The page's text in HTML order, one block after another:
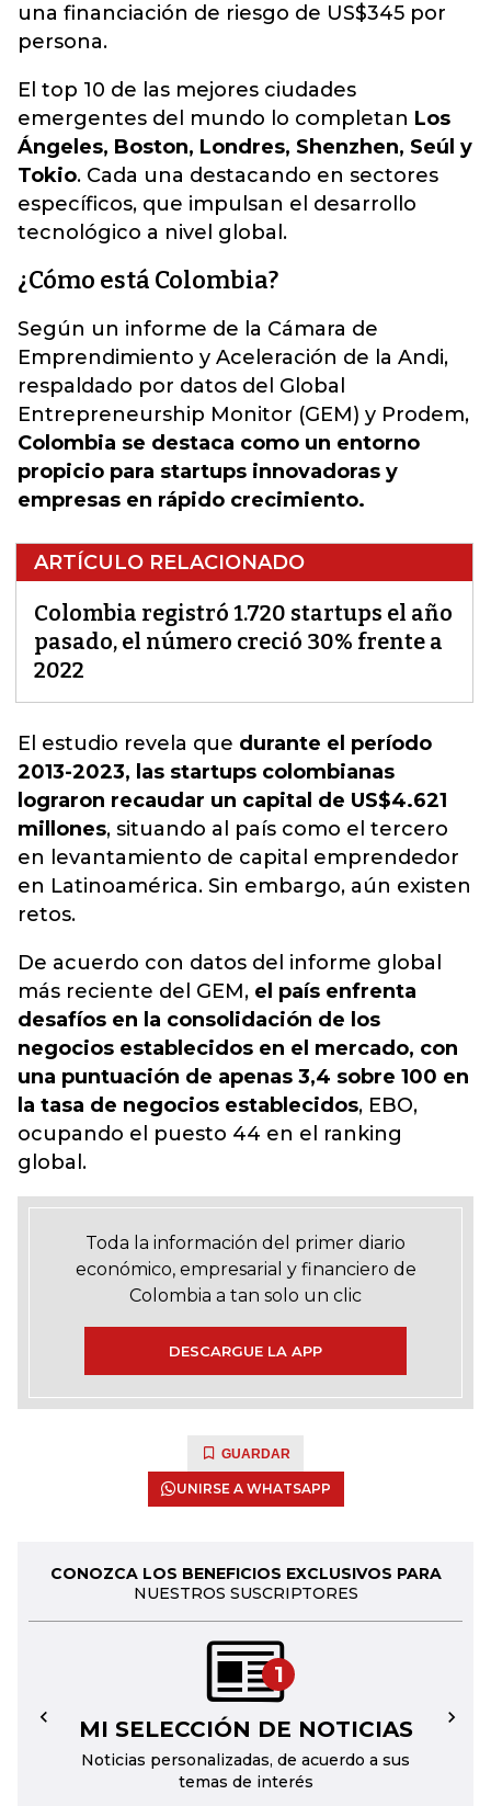
una financiación de riesgo de US$345 por
persona.
El top 10 de las mejores ciudades
emergentes del mundo lo completan Los
Ángeles, Boston, Londres, Shenzhen, Seúl y
Tokio. Cada una destacando en sectores
específicos, que impulsan el desarrollo
tecnológico a nivel global.
¿Cómo está Colombia?
Según un informe de la Cámara de
Emprendimiento y Aceleración de la Andi,
respaldado por datos del Global
Entrepreneurship Monitor (GEM) y Prodem,
Colombia se destaca como un entorno
propicio para startups innovadoras y
empresas en rápido crecimiento.
ARTÍCULO RELACIONADO
Colombia registró 1.720 startups el año
pasado, el número creció 30% frente a
2022
El estudio revela que durante el período
2013-2023, las startups colombianas
lograron recaudar un capital de US$4.621
millones, situando al país como el tercero
en levantamiento de capital emprendedor
en Latinoamérica. Sin embargo, aún existen
retos.
De acuerdo con datos del informe global
más reciente del GEM, el país enfrenta
desafíos en la consolidación de los
negocios establecidos en el mercado, con
una puntuación de apenas 3,4 sobre 100 en
la tasa de negocios establecidos, EBO,
ocupando el puesto 44 en el ranking
global.
Toda la información del primer diario
económico, empresarial y financiero de
Colombia a tan solo un clic
DESCARGUE LA APP
GUARDAR
UNIRSE A WHATSAPP
CONOZCA LOS BENEFICIOS EXCLUSIVOS PARA
NUESTROS SUSCRIPTORES
1
MI SELECCIÓN DE NOTICIAS
Noticias personalizadas, de acuerdo a sus
temas de interés
← →